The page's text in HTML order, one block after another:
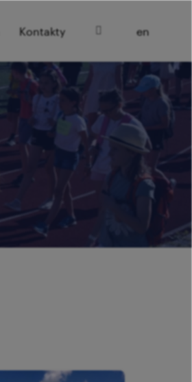
Kontakty cz
en